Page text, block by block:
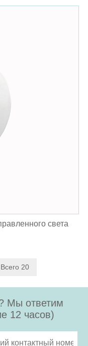
света
Всего 20
Мы ответим
12 часов)